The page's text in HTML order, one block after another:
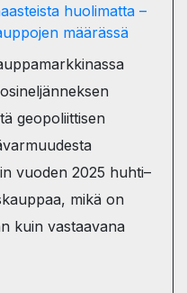
huolimatta –
määrässä
geopoliittisen
vuoden 2025 huhti–
mikä on
kuin vastaavana